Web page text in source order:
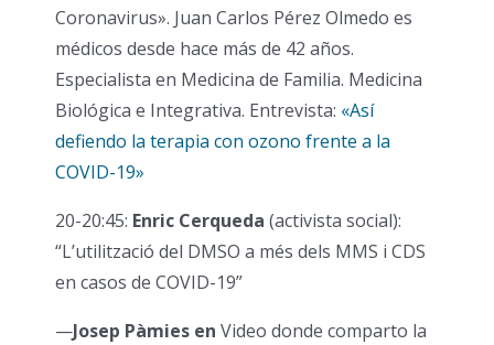
Coronavirus». Juan Carlos Pérez Olmedo es
médicos desde hace más de 42 años.
Especialista en Medicina de Familia. Medicina
Biológica e Integrativa. Entrevista: «Así
defiendo la terapia con ozono frente a la
COVID-19»
20-20:45: Enric Cerqueda (activista social):
“L’utilització del DMSO a més dels MMS i CDS
en casos de COVID-19”
—Josep Pàmies en Video donde comparto la